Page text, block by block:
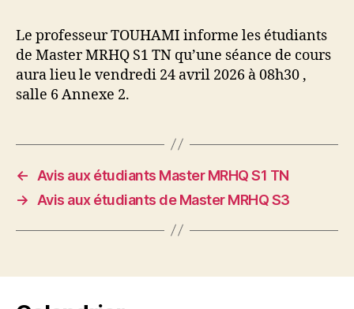
Le professeur TOUHAMI informe les étudiants
de Master MRHQ S1 TN qu’une séance de cours
aura lieu le vendredi 24 avril 2026 à 08h30 ,
salle 6 Annexe 2.
←
Avis aux étudiants Master MRHQ S1 TN
→
Avis aux étudiants de Master MRHQ S3